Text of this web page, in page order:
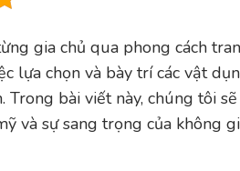
gia chủ qua phong cách
lựa chọn và bày trí các vật
bài viết này, chúng tôi
và sự sang trọng của không